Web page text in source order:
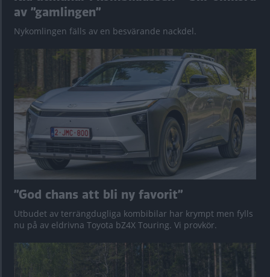
av ”gamlingen”
Nykomlingen fälls av en besvärande nackdel.
”God chans att bli ny favorit”
Utbudet av terrängdugliga kombibilar har krympt men fylls
nu på av eldrivna Toyota bZ4X Touring. Vi provkör.